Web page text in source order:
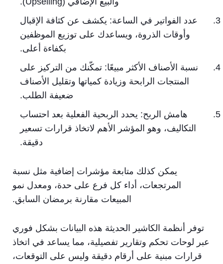
عدد الفواتير في الساعة: يكشف عن كثافة الإقبال
وأوقات الذروة، ويساعدك على توزيع الموظفين
بكفاءة أعلى.
نسبة الأصناف الأكثر مبيعًا: تمكّنك من التركيز على
المنتجات الرابحة وزيادة كمياتها وتقليل الأصناف
ضعيفة الطلب.
هامش الربح: يحدد الربحية الفعلية بعد احتساب
التكاليف، وهو المؤشر الأهم لاتخاذ قرارات تسعير
دقيقة.
يمكن كذلك متابعة مؤشرات إضافية مثل نسبة
المرتجعات، أداء كل فرع على حدة، ومعدل نمو
المبيعات مقارنة برمضان السابق.
توفر أنظمة الكاشير الحديثة هذه البيانات بشكل فوري
عبر لوحات تحكم وتقارير تفصيلية، مما يساعد في اتخاذ
قرارات مبنية على أرقام دقيقة وليس على التوقعات،